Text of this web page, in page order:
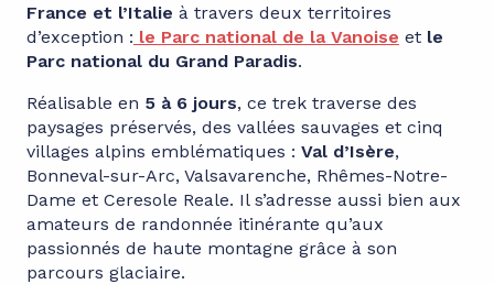
France et l’Italie à travers deux territoires
d’exception : le Parc national de la Vanoise et le
Parc national du Grand Paradis.
Réalisable en 5 à 6 jours, ce trek traverse des
paysages préservés, des vallées sauvages et cinq
villages alpins emblématiques : Val d’Isère,
Bonneval-sur-Arc, Valsavarenche, Rhêmes-Notre-
Dame et Ceresole Reale. Il s’adresse aussi bien aux
amateurs de randonnée itinérante qu’aux
passionnés de haute montagne grâce à son
parcours glaciaire.